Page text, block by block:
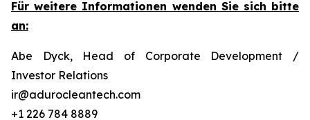
Für weitere Informationen wenden Sie sich bitte
an:
Abe Dyck, Head of Corporate Development /
Investor Relations
ir@adurocleantech.com
+1 226 784 8889